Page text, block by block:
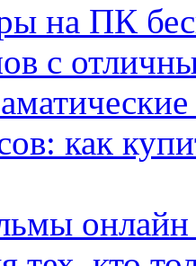
на ПК
с
как
онлайн